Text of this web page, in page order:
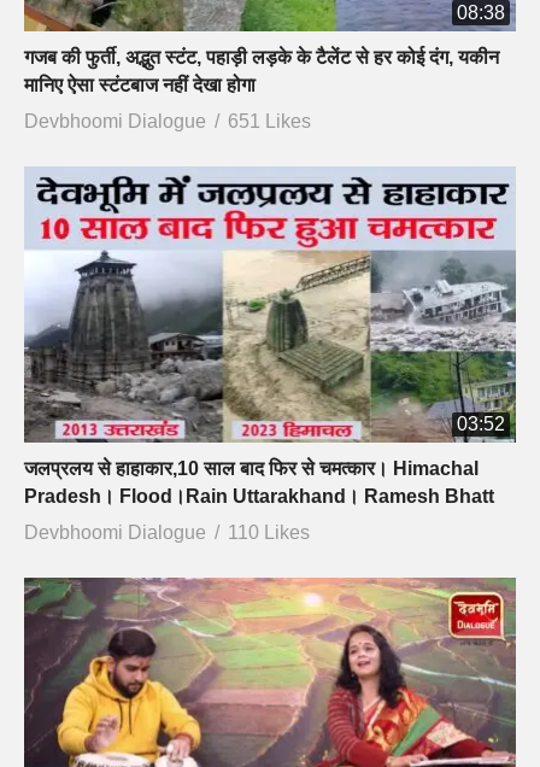
08:38
गजब की फुर्ती, अद्भुत स्टंट, पहाड़ी लड़के के टैलेंट से हर कोई दंग, यकीन
मानिए ऐसा स्टंटबाज नहीं देखा होगा
Devbhoomi Dialogue
651 Likes
03:52
जलप्रलय से हाहाकार,10 साल बाद फिर से चमत्कार। Himachal
Pradesh। Flood।Rain Uttarakhand। Ramesh Bhatt
Devbhoomi Dialogue
110 Likes